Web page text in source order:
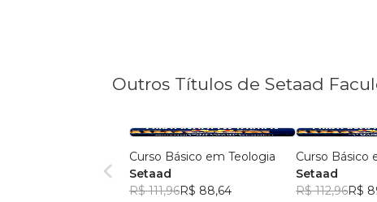
Outros Títulos de Setaad
Curso Básico em Teologia
Setaad
R$ 111,96R$ 88,64
Curso Básico
Setaad
R$ 112,96R$